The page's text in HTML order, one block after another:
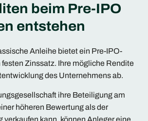
beim Pre-IPO
entstehen
Anleihe bietet ein Pre-IPO-
Zinssatz. Ihre mögliche Rendite
des Unternehmens ab.
ihre Beteiligung am
höheren Bewertung als der
verkaufen kann, können Anleger eine